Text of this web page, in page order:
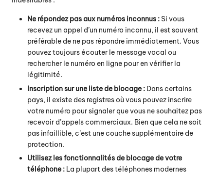
Ne répondez pas aux numéros inconnus : Si vous
recevez un appel d’un numéro inconnu, il est souvent
préférable de ne pas répondre immédiatement. Vous
pouvez toujours écouter le message vocal ou
rechercher le numéro en ligne pour en vérifier la
légitimité.
Inscription sur une liste de blocage : Dans certains
pays, il existe des registres où vous pouvez inscrire
votre numéro pour signaler que vous ne souhaitez pas
recevoir d’appels commerciaux. Bien que cela ne soit
pas infaillible, c’est une couche supplémentaire de
protection.
Utilisez les fonctionnalités de blocage de votre
téléphone : La plupart des téléphones modernes